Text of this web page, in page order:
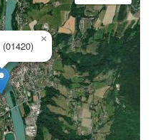
(01420)
×